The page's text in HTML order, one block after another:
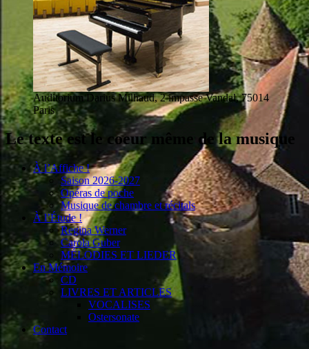
Auditorium Darius Milhaud, 2 impasse Vandal, 75014
Paris
Le texte est le coeur même de la musique
À l’Affiche !
Saison 2026-2027
Opéras de poche
Musique de chambre et récitals
À l’Étude !
Regina Werner
Carola Guber
MÉLODIES ET LIEDER
En Mémoire
CD
LIVRES ET ARTICLES
VOCALISES
Ostersonate
Contact